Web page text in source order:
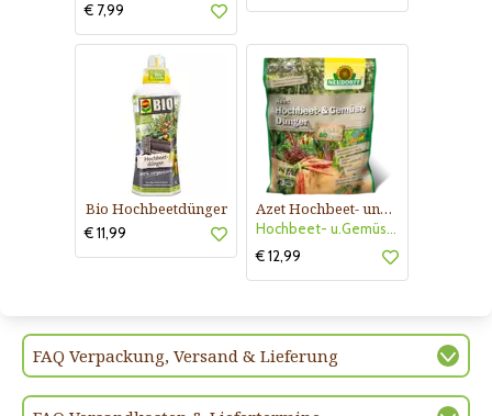
€ 7,99
Bio Hochbeetdünger
€ 11,99
Azet Hochbeet- und Gemüse Dünger
Hochbeet- u.Gemüsedünger Azet
€ 12,99
FAQ Verpackung, Versand & Lieferung